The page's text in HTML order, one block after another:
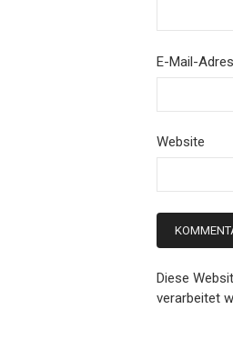
E-Mail-
Website
Diese
verarbeitet